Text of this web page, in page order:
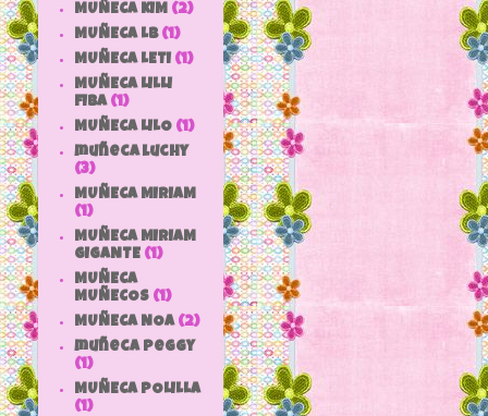
MUÑECA KIM (2)
MUÑECA LB (1)
MUÑECA LETI (1)
MUÑECA LILLI
FIBA (1)
MUÑECA LILO (1)
muñeca luchy
(3)
MUÑECA MIRIAM
(1)
MUÑECA MIRIAM
GIGANTE (1)
MUÑECA
MUÑECOS (1)
MUÑECA NOA (2)
muñeca peggy
(1)
MUÑECA POLILLA
(1)